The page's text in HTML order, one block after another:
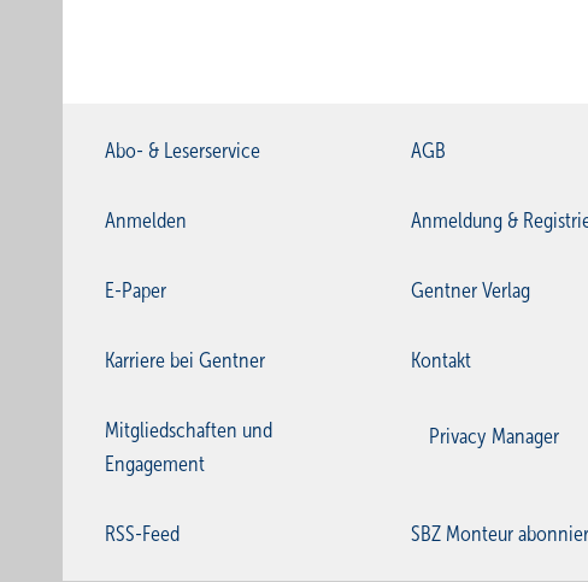
Abo- & Leserservice AGB
Anmelden Anmeldung &
E-Paper Gentner Verlag
Karriere bei Gentner Kontakt
Mitgliedschaften und
Engagement
Privacy Manager
RSS-Feed SBZ Monteur